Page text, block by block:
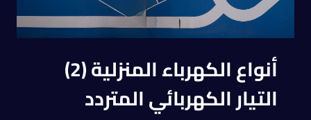
أنواع الكهرباء المنزلية (2)
التيار الكهربائي المتردد